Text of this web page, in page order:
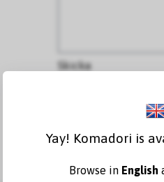
Yay! Komadori is
Browse in English